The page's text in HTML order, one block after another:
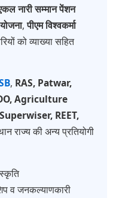
नारी सम्मान पेंशन
,पीएम विश्वकर्मा
को व्याख्या सहित
, RAS, Patwar,
Agriculture
REET,
राज्य की अन्य प्रतियोगी
व जनकल्याणकारी